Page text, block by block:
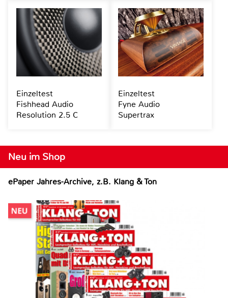
Neu im Shop
ePaper Jahres-Archive, z.B. Klang & Ton
Einzeltest
Fishhead Audio
Resolution 2.5 C
Einzeltest
Fyne Audio
Supertrax